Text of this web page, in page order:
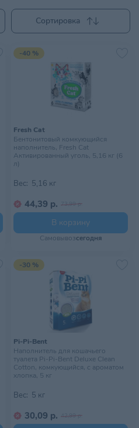
Сортировка
-40 %
Fresh Cat
Бентонитовый комкующийся
наполнитель, Fresh Cat
Активированный уголь, 5,16 кг (6
л)
Вес: 5,16 кг
44,39 р. 73,99 р.
В корзину
Самовывозсегодня
-30 %
Pi-Pi-Bent
Наполнитель для кошачьего
туалета Pi-Pi-Bent Deluxe Clean
Cotton, комкующийся, с ароматом
хлопка, 5 кг
Вес: 5 кг
30,09 р. 42,99 р.